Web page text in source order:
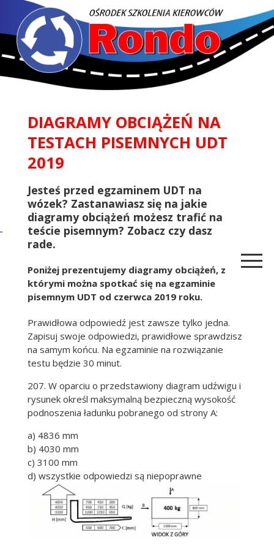
DIAGRAMY OBCIĄŻEŃ NA
TESTACH PISEMNYCH UDT
2019
Jesteś przed egzaminem UDT na
wózek? Zastanawiasz się na jakie
diagramy obciążeń możesz trafić na
teście pisemnym? Zobacz czy dasz
rade.
Poniżej prezentujemy diagramy obciążeń, z
którymi można spotkać się na egzaminie
pisemnym UDT od czerwca 2019 roku.
Prawidłowa odpowiedź jest zawsze tylko jedna.
Zapisuj swoje odpowiedzi, prawidłowe sprawdzisz
na samym końcu. Na egzaminie na rozwiązanie
testu będzie 30 minut.
207. W oparciu o przedstawiony diagram udźwigu i
rysunek określ maksymalną bezpieczną wysokość
podnoszenia ładunku pobranego od strony A:
a) 4836 mm
b) 4030 mm
c) 3100 mm
d) wszystkie odpowiedzi są niepoprawne